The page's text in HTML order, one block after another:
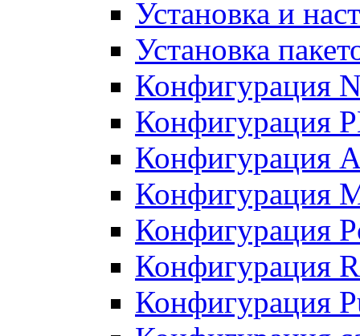
Установка и
Установка
Конфигурация
Конфигурация
Конфигурация
Конфигурация
Конфигурация
Конфигурация
Конфигурация